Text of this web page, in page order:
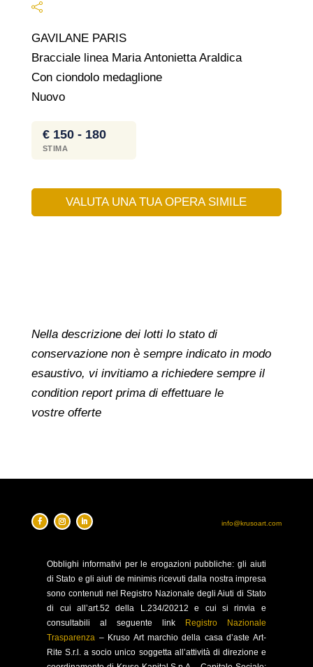
GAVILANE PARIS
Bracciale linea Maria Antonietta Araldica
Con ciondolo medaglione
Nuovo
€ 150 - 180
STIMA
VALUTA UNA TUA OPERA SIMILE
Nella descrizione dei lotti lo stato di
conservazione non è sempre indicato in modo
esaustivo, vi invitiamo a richiedere sempre il
condition report prima di effettuare le
vostre offerte
info@krusoart.com
Obblighi informativi per le erogazioni pubbliche: gli aiuti
di Stato e gli aiuti de minimis ricevuti dalla nostra impresa
sono contenuti nel Registro Nazionale degli Aiuti di Stato
di cui all’art.52 della L.234/20212 e cui si rinvia e
consultabili al seguente link
Registro Nazionale
Trasparenza – Kruso Art marchio della casa d’aste Art-
Rite S.r.l. a socio unico soggetta all’attività di direzione e